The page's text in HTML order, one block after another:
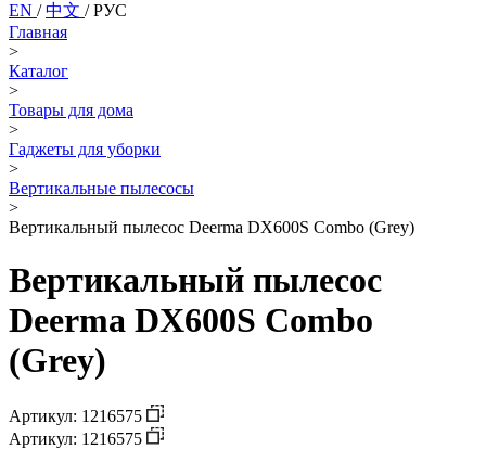
EN /中文 /РУС
Главная
>
Каталог
>
Товары для дома
>
Гаджеты для уборки
>
Вертикальные пылесосы
>
Вертикальный пылесос Deerma DX600S Combo (Grey)
Вертикальный пылесос
Deerma DX600S Combo
(Grey)
Артикул: 1216575
Артикул: 1216575